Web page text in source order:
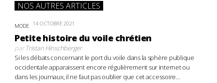
NOS AUTRES ARTICLES
MODE 14 OCTOBRE 2021
Petite histoire du voile chrétien
parTristan Hinschberger
Si les débats concernant le port du voile dans la sphère publique
occidentale apparaissent encore régulièrement sur internet ou
dans les journaux, il ne faut pas oublier que cet accessoire...